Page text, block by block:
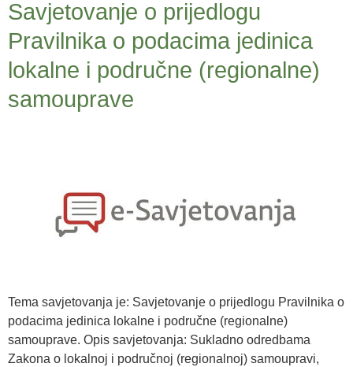
Savjetovanje o prijedlogu
Pravilnika o podacima jedinica
lokalne i područne (regionalne)
samouprave
Tema savjetovanja je: Savjetovanje o prijedlogu Pravilnika o
podacima jedinica lokalne i područne (regionalne)
samouprave. Opis savjetovanja: Sukladno odredbama
Zakona o lokalnoj i područnoj (regionalnoj) samoupravi,